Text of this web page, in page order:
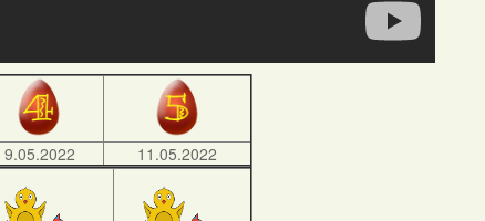
9.05.2022 11.05.2022